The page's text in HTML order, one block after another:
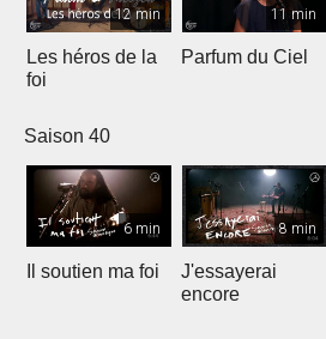
12 min
Les héros de la
foi
11 min
Parfum du Ciel
Saison 40
6 min
Il soutien ma foi
8 min
J'essayerai
encore